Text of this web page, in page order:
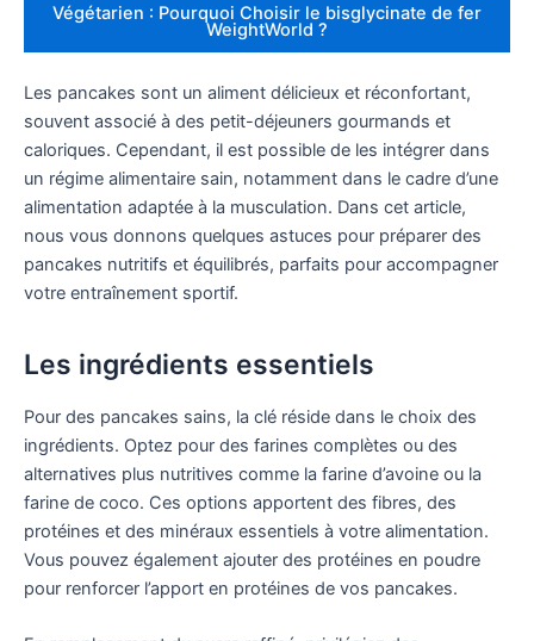
Végétarien : Pourquoi Choisir le bisglycinate de fer
WeightWorld ?
Les pancakes sont un aliment délicieux et réconfortant,
souvent associé à des petit-déjeuners gourmands et
caloriques. Cependant, il est possible de les intégrer dans
un régime alimentaire sain, notamment dans le cadre d’une
alimentation adaptée à la musculation. Dans cet article,
nous vous donnons quelques astuces pour préparer des
pancakes nutritifs et équilibrés, parfaits pour accompagner
votre entraînement sportif.
Les ingrédients essentiels
Pour des pancakes sains, la clé réside dans le choix des
ingrédients. Optez pour des farines complètes ou des
alternatives plus nutritives comme la farine d’avoine ou la
farine de coco. Ces options apportent des fibres, des
protéines et des minéraux essentiels à votre alimentation.
Vous pouvez également ajouter des protéines en poudre
pour renforcer l’apport en protéines de vos pancakes.